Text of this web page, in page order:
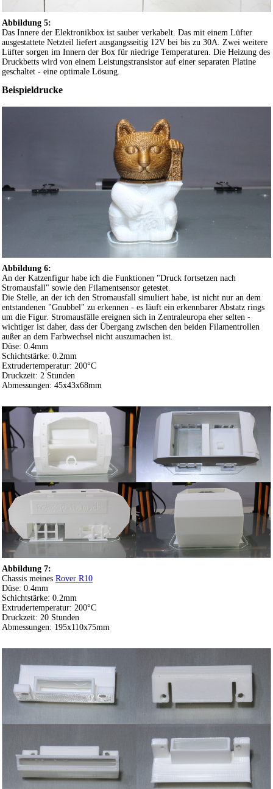
Abbildung 5:
Das Innere der Elektronikbox ist sauber verkabelt. Das mit einem Lüfter
ausgestattete Netzteil liefert ausgangsseitig 12V bei bis zu 30A. Zwei weitere
Lüfter sorgen im Innern der Box für niedrige Temperaturen. Die Heizung des
Druckbetts wird von einem Leistungstransistor auf einer separaten Platine
geschaltet - eine optimale Lösung.
Beispieldrucke
Abbildung 6:
An der Katzenfigur habe ich die Funktionen "Druck fortsetzen nach
Stromausfall" sowie den Filamentsensor getestet.
Die Stelle, an der ich den Stromausfall simuliert habe, ist nicht nur an dem
entstandenen "Gnubbel" zu erkennen - es läuft ein erkennbarer Abstatz rings
um die Figur. Stromausfälle ereignen sich in Zentraleuropa eher selten -
wichtiger ist daher, dass der Übergang zwischen den beiden Filamentrollen
außer an dem Farbwechsel nicht auszumachen ist.
Düse: 0.4mm
Schichtstärke: 0.2mm
Extrudertemperatur: 200°C
Druckzeit: 2 Stunden
Abmessungen: 45x43x68mm
Abbildung 7:
Chassis meines Rover R10
Düse: 0.4mm
Schichtstärke: 0.2mm
Extrudertemperatur: 200°C
Druckzeit: 20 Stunden
Abmessungen: 195x110x75mm